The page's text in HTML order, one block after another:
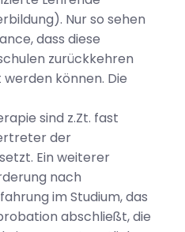
Nur so sehen
dass diese
zurückkehren
können. Die
sind z.Zt. fast
der
Ein weiterer
nach
im Studium, das
abschließt, die